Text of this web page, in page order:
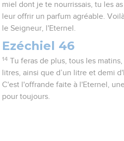
miel dont je te nourrissais, tu les
leur offrir un parfum agréable.
le Seigneur, l'Eternel.
Ezéchiel 46
14 Tu feras de plus, tous les
litres, ainsi que d’un litre et demi
C'est l'offrande faite à l'Eternel,
pour toujours.